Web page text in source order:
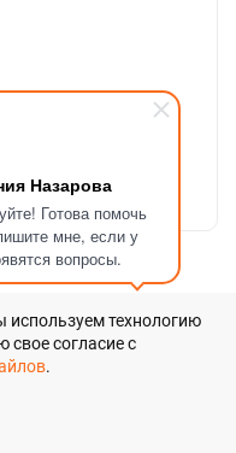
Назарова
Готова помочь
мне, если у
вопросы.
используем технологию
свое согласие с
.